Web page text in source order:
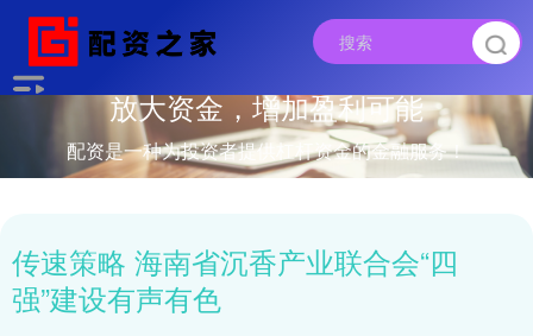
放大资金，增加盈利可能
配资是一种为投资者提供杠杆资金的金融服务！
传速策略 海南省沉香产业联合会“四
强”建设有声有色